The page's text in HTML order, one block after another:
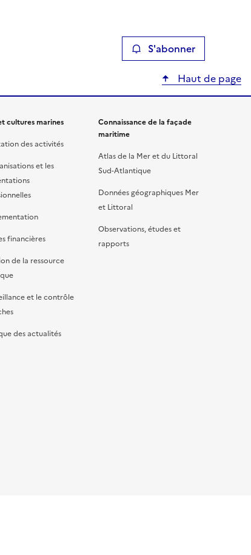
S'abonner
Haut de page
cultures marines
des activités
et les
financières
de la ressource
et le contrôle
des actualités
Connaissance de la façade
maritime
Atlas de la Mer et du Littoral
Sud-Atlantique
Données géographiques Mer
et Littoral
Observations, études et
rapports